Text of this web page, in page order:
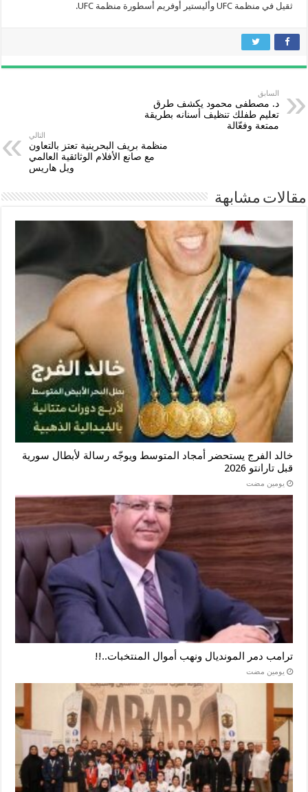
ثقيل في منظمة UFC وأليستير أوفريم أسطورة منظمة UFC.
السابق
د. مصطفى محمود يكشف طرق
تعليم طفلك تنظيف أسنانه بطريقة
ممتعة وفعّالة
التالي
منظمة بريف البحرينية تعتز بالتعاون
مع صانع الأفلام الوثائقية العالمي
ويل هاريس
مقالات مشابهة
خالد الفرج يستحضر أمجاد المتوسط ويوجّه رسالة لأبطال سورية
قبل تارانتو 2026
‏يومين مضت
ترامب دمر المونديال ونهب أموال المنتخبات..!!
‏يومين مضت